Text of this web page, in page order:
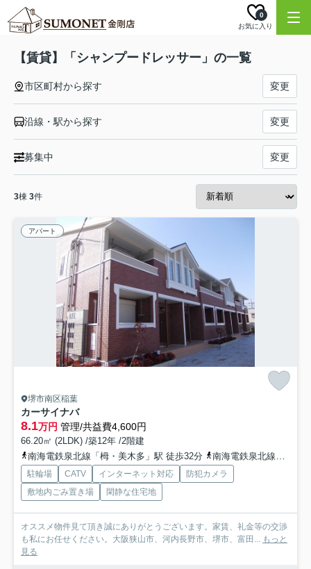
お気に入り
0
【賃貸】「シャンプードレッサー」の一覧
市区町村から探す 変更
沿線・駅から探す 変更
募集中 変更
3棟 3件
アパート
堺市南区稲葉
カーサイナバ
8.1万円 管理/共益費4,600円
66.20㎡ (2LDK) /築12年 /2階建
南海電鉄泉北線「栂・美木多」駅 徒歩32分
南海電鉄泉北線「光明池」駅 徒歩48分
駐輪場 CATV インターネット対応
防犯カメラ
敷地内ごみ置き場
閑静な住宅地
オススメ物件見て頂き誠にありがとうございます。家賃、礼金等の交渉
も私にお任せください。大阪狭山市、河内長野市、堺市、富田... もっと
見る